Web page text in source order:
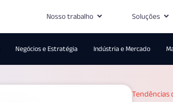
Nosso trabalho Soluções
Negócios e Estratégia Indústria e Mercado
Tendências